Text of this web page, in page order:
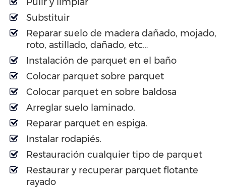
Substituir
Reparar suelo de madera dañado, mojado,
roto, astillado, dañado, etc…
Instalación de parquet en el baño
Colocar parquet sobre parquet
Colocar parquet en sobre baldosa
Arreglar suelo laminado.
Reparar parquet en espiga.
Instalar rodapiés.
Restauración cualquier tipo de parquet
Restaurar y recuperar parquet flotante
rayado